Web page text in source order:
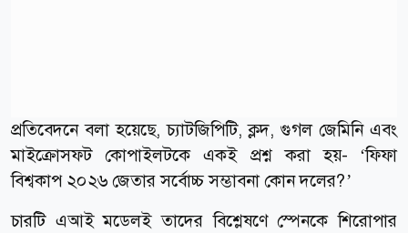
প্রতিবেদনে বলা হয়েছে, চ্যাটজিপিটি, ক্লদ, গুগল জেমিনি এবং
মাইক্রোসফট কোপাইলটকে একই প্রশ্ন করা হয়- ‘ফিফা
বিশ্বকাপ ২০২৬ জেতার সর্বোচ্চ সম্ভাবনা কোন দলের?’
চারটি এআই মডেলই তাদের বিশ্লেষণে স্পেনকে শিরোপার